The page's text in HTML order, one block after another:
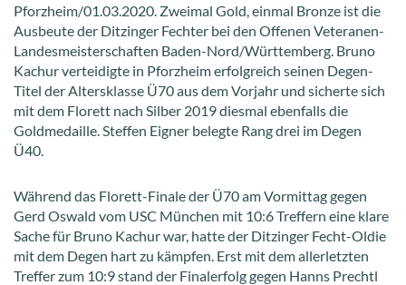
Pforzheim/01.03.2020. Zweimal Gold, einmal Bronze ist die
Ausbeute der Ditzinger Fechter bei den Offenen Veteranen-
Landesmeisterschaften Baden-Nord/Württemberg. Bruno
Kachur verteidigte in Pforzheim erfolgreich seinen Degen-
Titel der Altersklasse Ü70 aus dem Vorjahr und sicherte sich
mit dem Florett nach Silber 2019 diesmal ebenfalls die
Goldmedaille. Steffen Eigner belegte Rang drei im Degen
Ü40.
Während das Florett-Finale der Ü70 am Vormittag gegen
Gerd Oswald vom USC München mit 10:6 Treffern eine klare
Sache für Bruno Kachur war, hatte der Ditzinger Fecht-Oldie
mit dem Degen hart zu kämpfen. Erst mit dem allerletzten
Treffer zum 10:9 stand der Finalerfolg gegen Hanns Prechtl